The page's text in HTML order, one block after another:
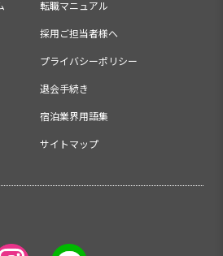
転職マニュアル
採用ご担当者様へ
プライバシーポリシー
退会手続き
宿泊業界用語集
サイトマップ